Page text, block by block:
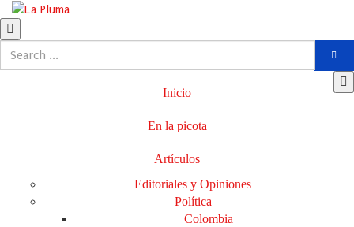
Inicio
En la picota
Artículos
Editoriales y Opiniones
Política
Colombia